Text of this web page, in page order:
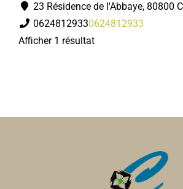
23 Résidence de l'Abbaye, 80800
06248129330624812933
Afficher 1 résultat